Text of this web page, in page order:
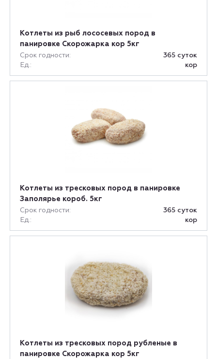
Котлеты из рыб лососевых пород в
панировке Скорожарка кор 5кг
Срок годности:
365 суток
Ед.:
кор
Котлеты из тресковых пород в панировке
Заполярье короб. 5кг
Срок годности:
365 суток
Ед.:
кор
Котлеты из тресковых пород рубленые в
панировке Скорожарка кор 5кг